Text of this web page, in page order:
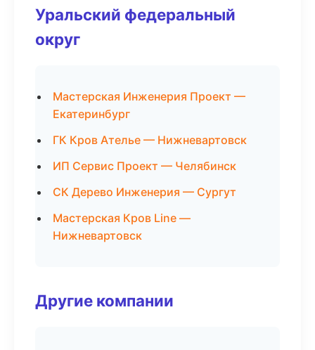
Уральский федеральный
округ
Мастерская Инженерия Проект —
Екатеринбург
ГК Кров Ателье — Нижневартовск
ИП Сервис Проект — Челябинск
СК Дерево Инженерия — Сургут
Мастерская Кров Line —
Нижневартовск
Другие компании